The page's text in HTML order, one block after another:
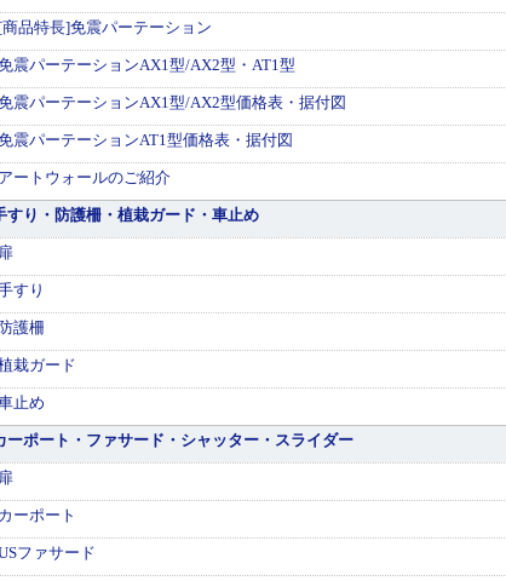
[商品特長]免震パーテーション
震パーテーションAX1型/AX2型・AT1型
震パーテーションAX1型/AX2型価格表・据付図
震パーテーションAT1型価格表・据付図
アートウォールのご紹介
すり・防護柵・植栽ガード・車止め
扉
すり
防護柵
栽ガード
止め
ーポート・ファサード・シャッター・スライダー
扉
カーポート
ファサード